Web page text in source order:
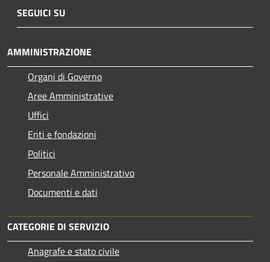
SEGUICI SU
AMMINISTRAZIONE
Organi di Governo
Aree Amministrative
Uffici
Enti e fondazioni
Politici
Personale Amministrativo
Documenti e dati
CATEGORIE DI SERVIZIO
Anagrafe e stato civile